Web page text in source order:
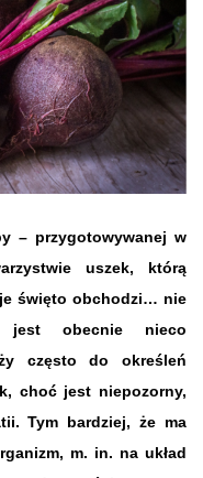
– przygotowywanej w
uszek, którą
święto obchodzi… nie
jest obecnie nieco
często do określeń
choć jest niepozorny,
Tym bardziej, że ma
m. in. na układ